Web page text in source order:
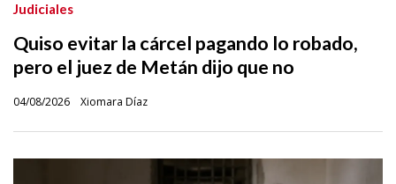
Quiso evitar la cárcel pagando lo robado,
pero el juez de Metán dijo que no
Xiomara Díaz
Judiciales
04/08/2026